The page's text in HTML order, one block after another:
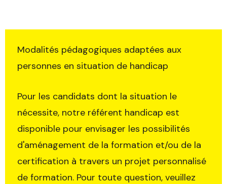
Modalités pédagogiques adaptées aux
personnes en situation de handicap
Pour les candidats dont la situation le
nécessite, notre référent handicap est
disponible pour envisager les possibilités
d'aménagement de la formation et/ou de la
certification à travers un projet personnalisé
de formation. Pour toute question, veuillez